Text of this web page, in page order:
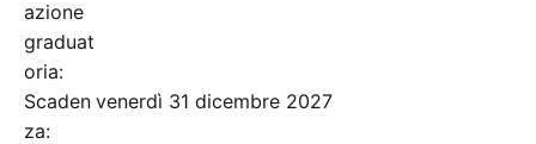
azione
graduat
oria:
Scaden
za:
venerdì 31 dicembre 2027